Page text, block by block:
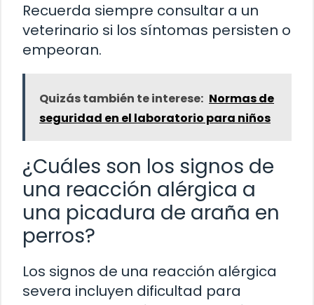
Recuerda siempre consultar a un
veterinario si los síntomas persisten o
empeoran.
Quizás también te interese: Normas de
seguridad en el laboratorio para niños
¿Cuáles son los signos de
una reacción alérgica a
una picadura de araña en
perros?
Los signos de una reacción alérgica
severa incluyen dificultad para